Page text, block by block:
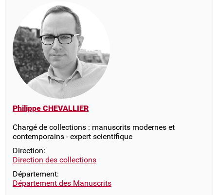
Philippe CHEVALLIER
Chargé de collections : manuscrits modernes et
contemporains - expert scientifique
Direction:
Direction des collections
Département:
Département des Manuscrits